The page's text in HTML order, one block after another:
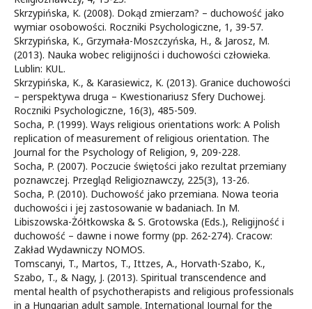
Skrzypińska, K. (2008). Dokąd zmierzam? – duchowość jako
wymiar osobowości. Roczniki Psychologiczne, 1, 39-57.
Skrzypińska, K., Grzymała-Moszczyńska, H., & Jarosz, M.
(2013). Nauka wobec religijności i duchowości człowieka.
Lublin: KUL.
Skrzypińska, K., & Karasiewicz, K. (2013). Granice duchowości
– perspektywa druga – Kwestionariusz Sfery Duchowej.
Roczniki Psychologiczne, 16(3), 485-509.
Socha, P. (1999). Ways religious orientations work: A Polish
replication of measurement of religious orientation. The
Journal for the Psychology of Religion, 9, 209-228.
Socha, P. (2007). Poczucie świętości jako rezultat przemiany
poznawczej. Przegląd Religioznawczy, 225(3), 13-26.
Socha, P. (2010). Duchowość jako przemiana. Nowa teoria
duchowości i jej zastosowanie w badaniach. In M.
Libiszowska-Żółtkowska & S. Grotowska (Eds.), Religijność i
duchowość – dawne i nowe formy (pp. 262-274). Cracow:
Zakład Wydawniczy NOMOS.
Tomscanyi, T., Martos, T., Ittzes, A., Horvath-Szabo, K.,
Szabo, T., & Nagy, J. (2013). Spiritual transcendence and
mental health of psychotherapists and religious professionals
in a Hungarian adult sample. International Journal for the